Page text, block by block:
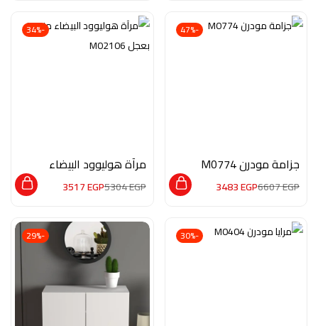
-47%
جزامة مودرن M0774
6607EGP
3483EGP
-34%
مرآة هوليوود البيضاء
مزودة بعجل M02106
5304EGP
3517EGP
-30%
-29%